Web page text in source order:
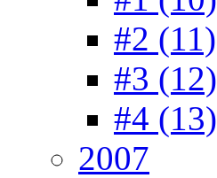
#2 (11)
#3 (12)
#4 (13)
2007